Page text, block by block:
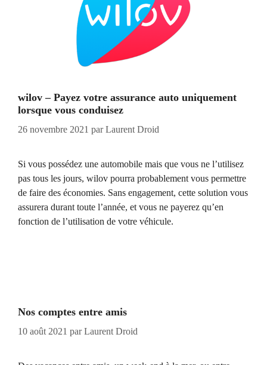
wilov – Payez votre assurance auto uniquement
lorsque vous conduisez
26 novembre 2021 parLaurent Droid
Si vous possédez une automobile mais que vous ne l’utilisez
pas tous les jours, wilov pourra probablement vous permettre
de faire des économies. Sans engagement, cette solution vous
assurera durant toute l’année, et vous ne payerez qu’en
fonction de l’utilisation de votre véhicule.
Nos comptes entre amis
10 août 2021 parLaurent Droid